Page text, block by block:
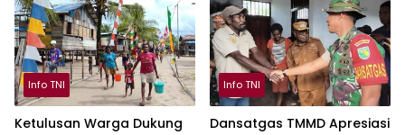
Mimika
Info TNI
Ketulusan Warga Dukung
Info TNI
Dansatgas TMMD Apresiasi